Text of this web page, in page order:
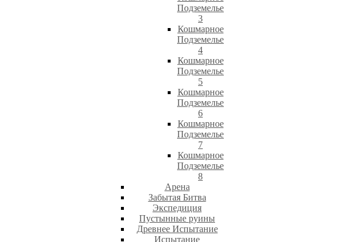
Подземелье
3
Кошмарное
Подземелье
4
Кошмарное
Подземелье
5
Кошмарное
Подземелье
6
Кошмарное
Подземелье
7
Кошмарное
Подземелье
8
Арена
Забытая Битва
Экспедиция
Пустынные руины
Древнее Испытание
Испытание